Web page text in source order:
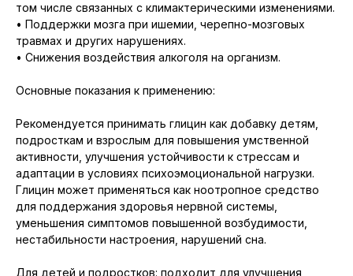
том числе связанных с климактерическими изменениями.
• Поддержки мозга при ишемии, черепно-мозговых
травмах и других нарушениях.
• Снижения воздействия алкоголя на организм.
Основные показания к применению:
Рекомендуется принимать глицин как добавку детям,
подросткам и взрослым для повышения умственной
активности, улучшения устойчивости к стрессам и
адаптации в условиях психоэмоциональной нагрузки.
Глицин может применяться как ноотропное средство
для поддержания здоровья нервной системы,
уменьшения симптомов повышенной возбудимости,
нестабильности настроения, нарушений сна.
Для детей и подростков: подходит для улучшения